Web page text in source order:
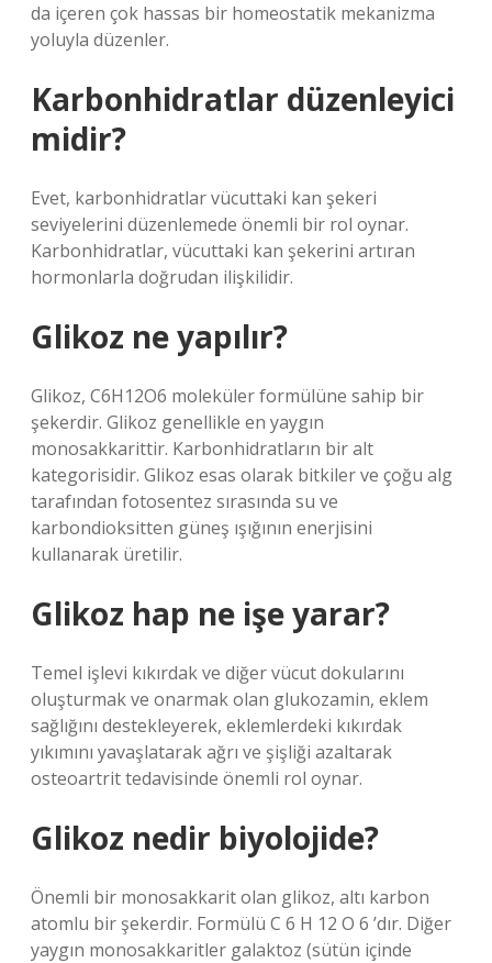
da içeren çok hassas bir homeostatik mekanizma
yoluyla düzenler.
Karbonhidratlar düzenleyici
midir?
Evet, karbonhidratlar vücuttaki kan şekeri
seviyelerini düzenlemede önemli bir rol oynar.
Karbonhidratlar, vücuttaki kan şekerini artıran
hormonlarla doğrudan ilişkilidir.
Glikoz ne yapılır?
Glikoz, C6H12O6 moleküler formülüne sahip bir
şekerdir. Glikoz genellikle en yaygın
monosakkarittir. Karbonhidratların bir alt
kategorisidir. Glikoz esas olarak bitkiler ve çoğu alg
tarafından fotosentez sırasında su ve
karbondioksitten güneş ışığının enerjisini
kullanarak üretilir.
Glikoz hap ne işe yarar?
Temel işlevi kıkırdak ve diğer vücut dokularını
oluşturmak ve onarmak olan glukozamin, eklem
sağlığını destekleyerek, eklemlerdeki kıkırdak
yıkımını yavaşlatarak ağrı ve şişliği azaltarak
osteoartrit tedavisinde önemli rol oynar.
Glikoz nedir biyolojide?
Önemli bir monosakkarit olan glikoz, altı karbon
atomlu bir şekerdir. Formülü C 6 H 12 O 6 ‍’dır. Diğer
yaygın monosakkaritler galaktoz (sütün içinde